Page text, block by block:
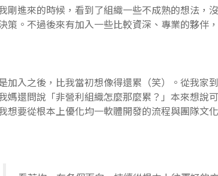
剛進來的時候，看到了組織一些不成熟的想法，
策。不過後來有加入一些比較資深、專業的夥伴
加入之後，比我當初想像得還累（笑）。從我家
媽還問說「非營利組織怎麼那麼累？」本來想說
想要從根本上優化均一軟體開發的流程與團隊文